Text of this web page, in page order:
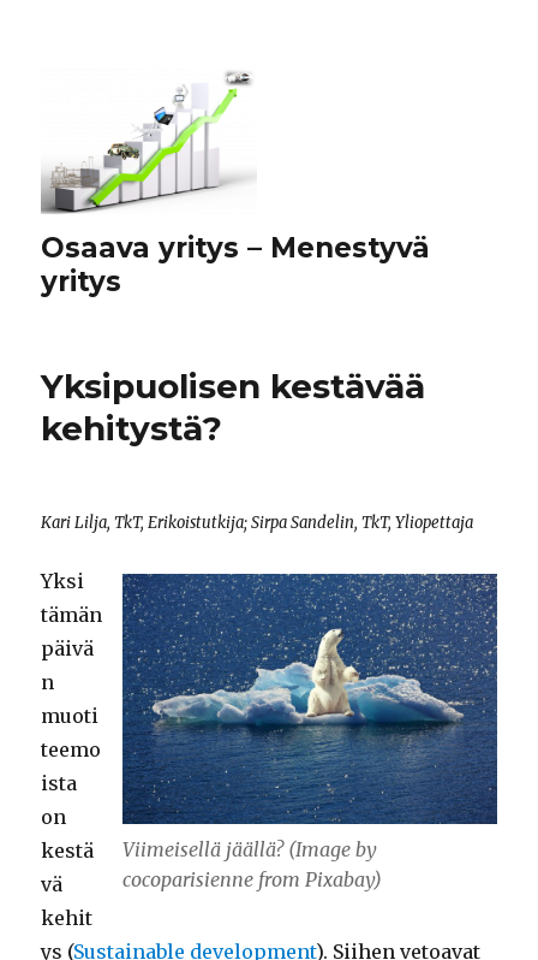
Osaava yritys – Menestyvä
yritys
Yksipuolisen kestävää
kehitystä?
Kari Lilja, TkT, Erikoistutkija; Sirpa Sandelin, TkT, Yliopettaja
Viimeisellä jäällä? (Image by
cocoparisienne from Pixabay)
Yksi
tämän
päivä
n
muoti
teemo
ista
on
kestä
vä
kehit
ys (Sustainable development). Siihen vetoavat